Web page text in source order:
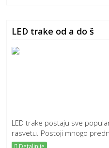
LED trake od a do š
LED trake postaju sve
rasvetu. Postoji mnogo
Detaljnije